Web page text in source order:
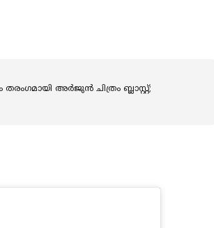
അർജുൻ ചിത്രം ബ്ലാസ്റ്റ്;